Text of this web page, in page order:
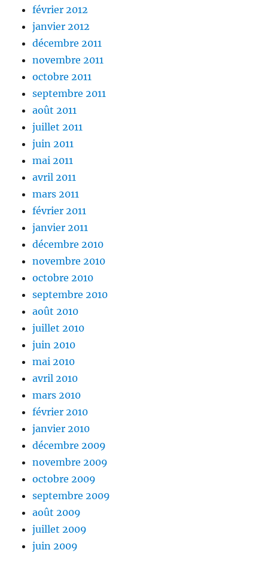
février 2012
janvier 2012
décembre 2011
novembre 2011
octobre 2011
septembre 2011
août 2011
juillet 2011
juin 2011
mai 2011
avril 2011
mars 2011
février 2011
janvier 2011
décembre 2010
novembre 2010
octobre 2010
septembre 2010
août 2010
juillet 2010
juin 2010
mai 2010
avril 2010
mars 2010
février 2010
janvier 2010
décembre 2009
novembre 2009
octobre 2009
septembre 2009
août 2009
juillet 2009
juin 2009